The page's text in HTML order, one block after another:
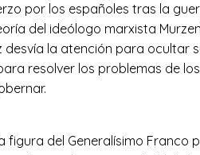
por los españoles tras la
del ideólogo marxista
desvía la atención para ocultar
resolver los problemas de los
del Generalísimo Franco